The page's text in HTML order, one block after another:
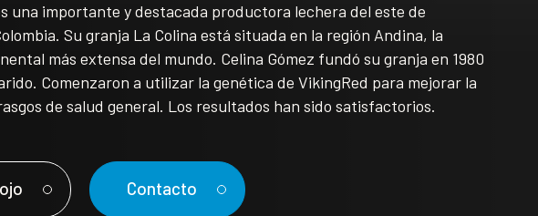
una importante y destacada productora lechera del este de
Su granja La Colina está situada en la región Andina, la
más extensa del mundo. Celina Gómez fundó su granja en 1980
Comenzaron a utilizar la genética de VikingRed para mejorar la
de salud general. Los resultados han sido satisfactorios.
Contacto